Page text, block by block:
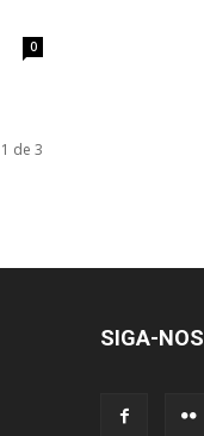
0
de 3
SIGA-NOS